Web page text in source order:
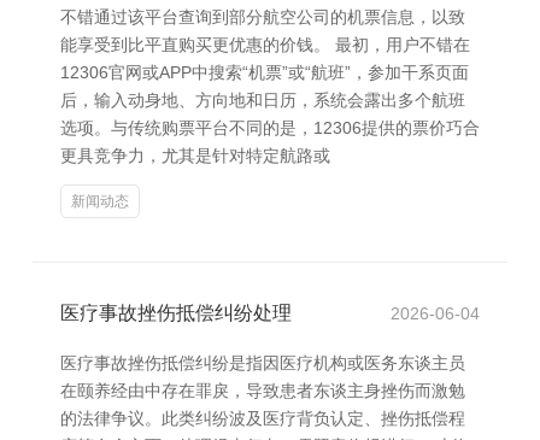
不错通过该平台查询到部分航空公司的机票信息，以致
能享受到比平直购买更优惠的价钱。 最初，用户不错在
12306官网或APP中搜索“机票”或“航班”，参加干系页面
后，输入动身地、方向地和日历，系统会露出多个航班
选项。与传统购票平台不同的是，12306提供的票价巧合
更具竞争力，尤其是针对特定航路或
新闻动态
医疗事故挫伤抵偿纠纷处理 2026-06-04
医疗事故挫伤抵偿纠纷是指因医疗机构或医务东谈主员
在颐养经由中存在罪戾，导致患者东谈主身挫伤而激勉
的法律争议。此类纠纷波及医疗背负认定、挫伤抵偿程